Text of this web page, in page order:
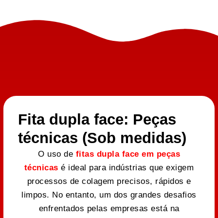
Fita dupla face: Peças
técnicas (Sob medidas)
O uso de fitas dupla face em peças
técnicas é ideal para indústrias que exigem
processos de colagem precisos, rápidos e
limpos. No entanto, um dos grandes desafios
enfrentados pelas empresas está na